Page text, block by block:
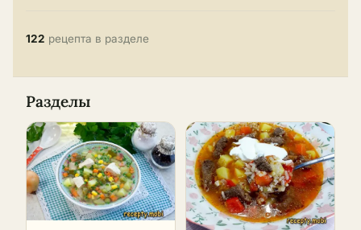
122 рецепта в разделе
Разделы